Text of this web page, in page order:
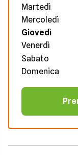
Martedì
Mercoledì
Giovedì
Venerdì
Sabato
Domenica